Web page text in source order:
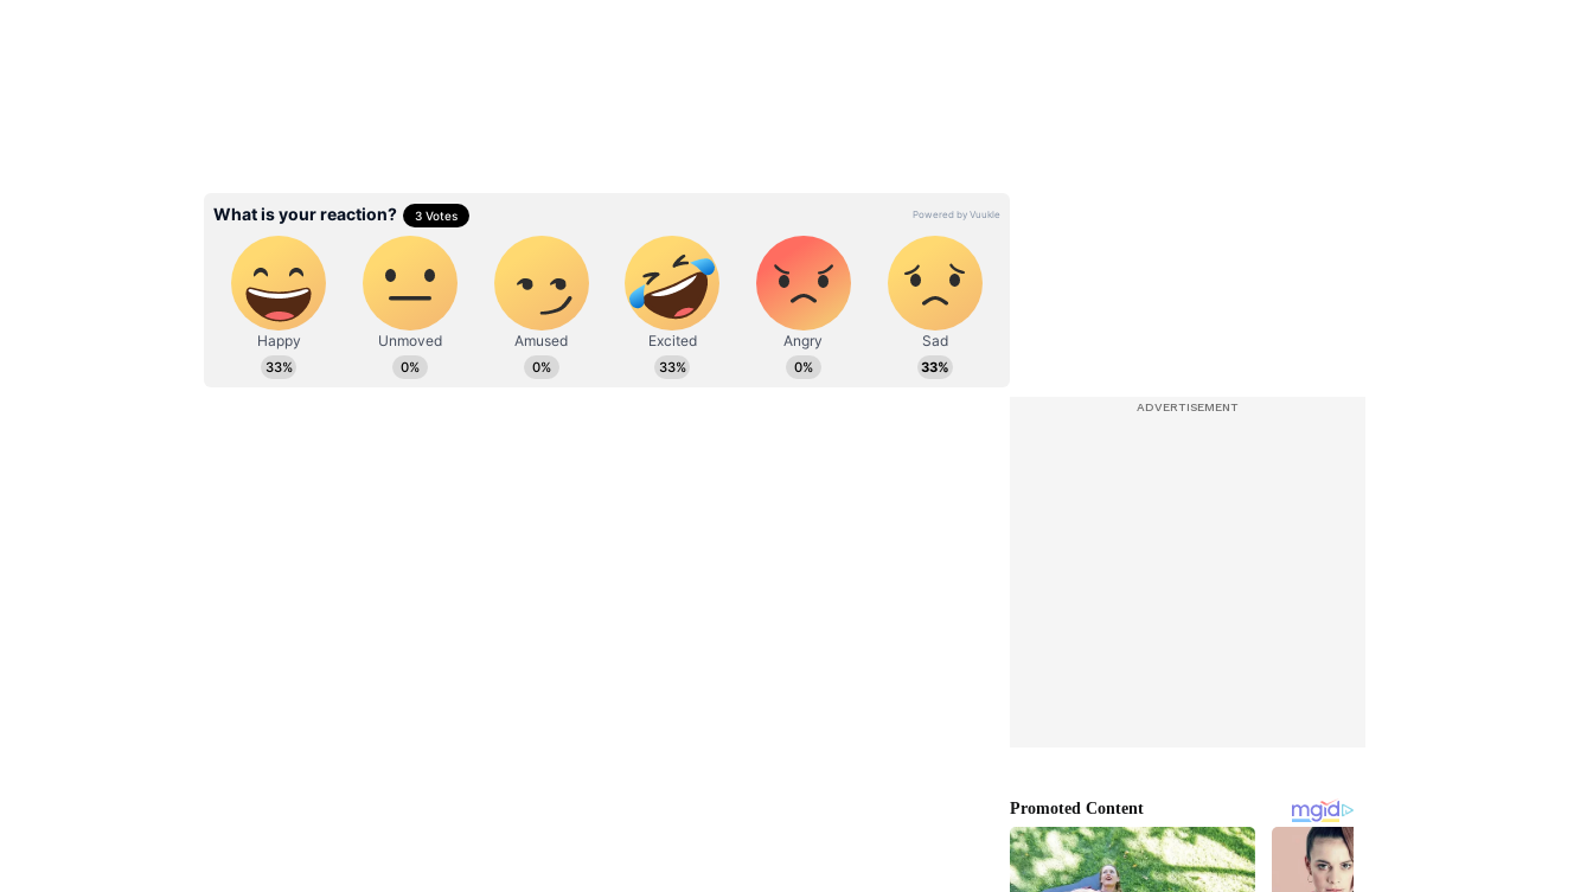
Related Articles
Google Messages New
Feature: ఆండ్రాయిడ్ యూజర్లకు
గుడ్ న్యూస్.. గూగుల్ తీసుకొచ్చిన
8th Pay Commission:
ఉద్యోగులకు పండగేనా? 8వ వేతన
సంఘంపై అదిరిపోయే అప్‌డేట్ !